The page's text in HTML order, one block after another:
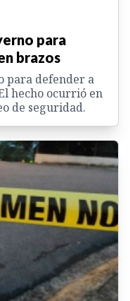
para
brazos
para defender a
hecho ocurrió en
de seguridad.